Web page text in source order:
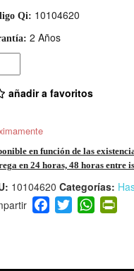
Qi: 10104620
2 Años
añadir a favoritos
en función de las
en 24 horas, 48 horas entre
10104620 Categorías:
F
a
T
wi
W
h
Pr
in